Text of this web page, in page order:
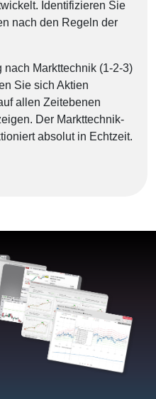
Identifizieren Sie
nach den Regeln der
nach Markttechnik (1-2-3)
Sie sich Aktien
allen Zeitebenen
Der Markttechnik-
absolut in Echtzeit.